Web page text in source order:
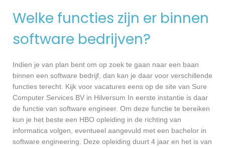
Welke functies zijn er binnen
software bedrijven?
Indien je van plan bent om op zoek te gaan naar een baan
binnen een software bedrijf, dan kan je daar voor verschillende
functies terecht. Kijk voor vacatures eens op de site van Sure
Computer Services BV in Hilversum In eerste instantie is daar
de functie van software engineer. Om deze functie te bereiken
kun je het beste een HBO opleiding in de richting van
informatica volgen, eventueel aangevuld met een bachelor in
software engineering. Deze opleiding duurt 4 jaar en het is van